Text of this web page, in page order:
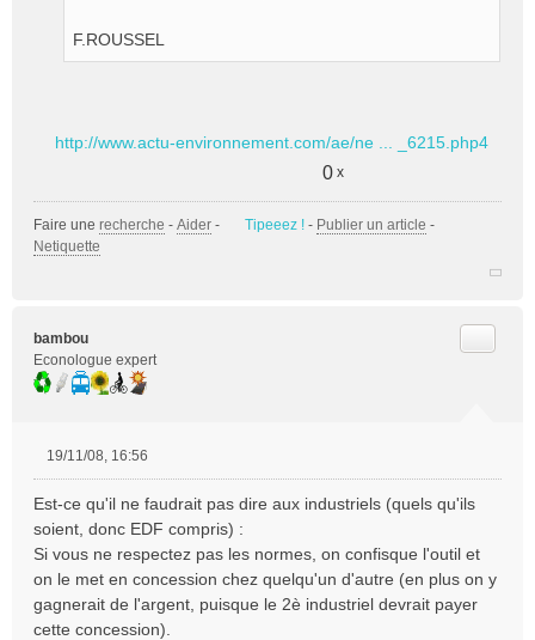
F.ROUSSEL
http://www.actu-environnement.com/ae/ne ... _6215.php4
0 x
Faire une recherche - Aider - Tipeeez ! - Publier un article -
Netiquette
bambou
Econologue expert
s
s
a
g
e
n
19/11/08, 16:56
Est-ce qu'il ne faudrait pas dire aux industriels (quels qu'ils
soient, donc EDF compris) :
Si vous ne respectez pas les normes, on confisque l'outil et
on le met en concession chez quelqu'un d'autre (en plus on y
gagnerait de l'argent, puisque le 2è industriel devrait payer
cette concession).